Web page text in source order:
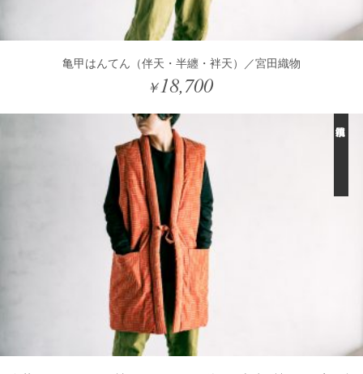
亀甲はんてん（伴天・半纏・袢天）／宮田織物
￥18,700